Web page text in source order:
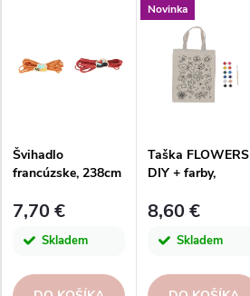
Švihadlo
francúzske, 238cm
7,70 €
Skladem
Novinka
Taška FLOWERS
DIY + farby,
Esschert Design
8,60 €
Skladem